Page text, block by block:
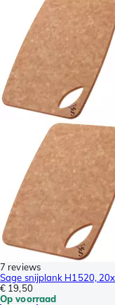
7 reviews
Sage snijplank H1520,
€ 19,50
Op voorraad